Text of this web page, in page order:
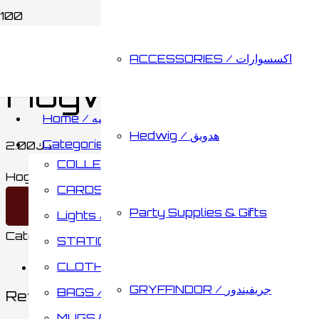
ACCESSORIES / اكسسوارات
Hedwig / هدويق
Party Supplies & Gifts
GRYFFINDOR / جريفيندور
Home / الصفحه الرئيسيه
Categories / الأقسام
Lights / أضائات
BAGS / حقائب
/
Hogwarts Crest
د.ك2.00
Hogwarts Crest Pillow Case quantity
Category:
Reviews (0)
Reviews